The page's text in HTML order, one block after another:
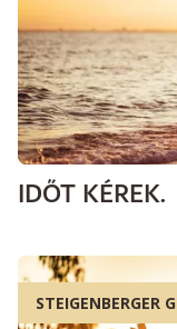
IDŐT KÉREK.
STEIGENBERGER